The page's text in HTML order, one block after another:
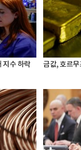
지수 하락 금값, 호르무